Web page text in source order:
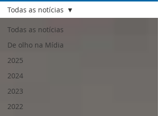
Todas as notícias
De olho na Mídia
2025
2024
2023
2022
Todas as notícias